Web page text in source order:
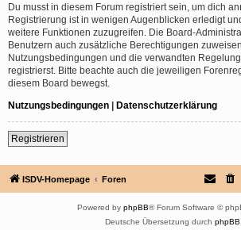
Du musst in diesem Forum registriert sein, um dich
Registrierung ist in wenigen Augenblicken erledigt
weitere Funktionen zuzugreifen. Die Board-
Benutzern auch zusätzliche Berechtigungen
Nutzungsbedingungen und die verwandten
registrierst. Bitte beachte auch die jeweiligen
diesem Board bewegst.
Nutzungsbedingungen | Datenschutzerklärung
Registrieren
ISDV-Homepage Foren
Powered by phpBB® Forum Software ©
Deutsche Übersetzung durch